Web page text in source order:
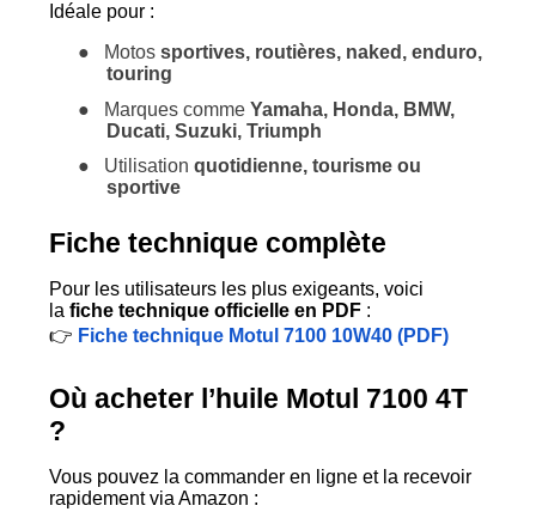
Idéale pour :
●
Motos sportives, routières, naked, enduro,
touring
●
Marques comme Yamaha, Honda, BMW,
Ducati, Suzuki, Triumph
●
Utilisation quotidienne, tourisme ou
sportive
Fiche technique complète
Pour les utilisateurs les plus exigeants, voici
la fiche technique officielle en PDF:
👉 Fiche technique Motul 7100 10W40 (PDF)
Où acheter l’huile Motul 7100 4T
?
Vous pouvez la commander en ligne et la recevoir
rapidement via Amazon :